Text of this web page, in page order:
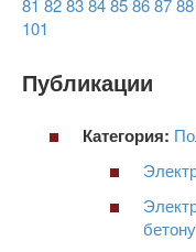
81 82838485868788
101
Публикации
Категория:
бетону